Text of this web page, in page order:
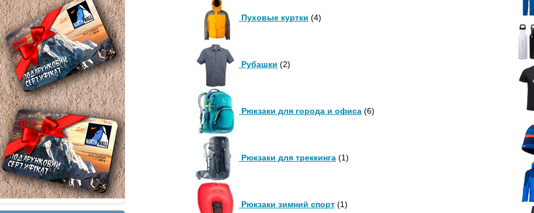
Пуховые куртки (4)
Рубашки (2)
Рюкзаки для города и офиса (6)
Рюкзаки для треккинга (1)
Рюкзаки зимний спорт (1)